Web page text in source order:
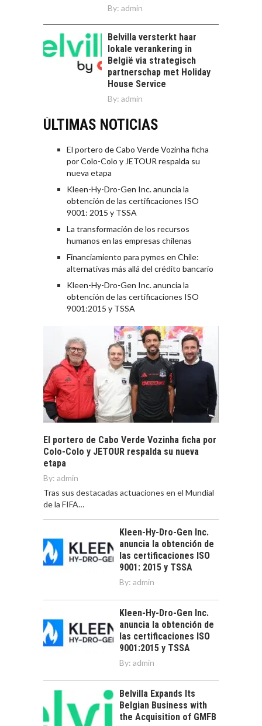
By: admin
Belvilla versterkt haar
lokale verankering in
België via strategisch
partnerschap met Holiday
House Service
By: admin
ÚLTIMAS NOTICIAS
El portero de Cabo Verde Vozinha ficha
por Colo-Colo y JETOUR respalda su
nueva etapa
Kleen-Hy-Dro-Gen Inc. anuncia la
obtención de las certificaciones ISO
9001: 2015 y TSSA
La transformación de los recursos
humanos en las empresas chilenas
Financiamiento para pymes en Chile:
alternativas más allá del crédito bancario
Kleen-Hy-Dro-Gen Inc. anuncia la
obtención de las certificaciones ISO
9001:2015 y TSSA
El portero de Cabo Verde Vozinha ficha por
Colo-Colo y JETOUR respalda su nueva
etapa
By: admin
Tras sus destacadas actuaciones en el Mundial
de la FIFA…
Kleen-Hy-Dro-Gen Inc.
anuncia la obtención de
las certificaciones ISO
9001: 2015 y TSSA
By: admin
Kleen-Hy-Dro-Gen Inc.
anuncia la obtención de
las certificaciones ISO
9001:2015 y TSSA
By: admin
Belvilla Expands Its
Belgian Business with
the Acquisition of GMFB